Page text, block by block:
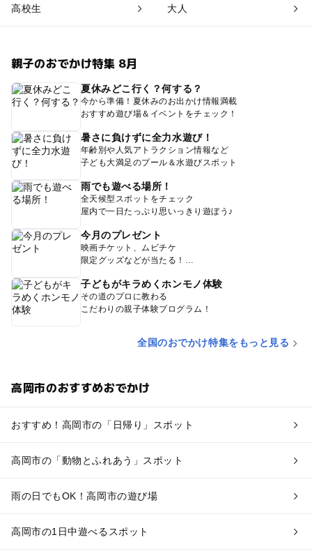
高校生 大人
親子のおでかけ特集 8月
夏休みどこ行く？何する？
今から準備！夏休みのお出かけ情報満載
おすすめ遊び場＆イベントをチェック！
暑さに負けずに全力水遊び！
年齢別や人気アトラクション情報など
子ども大満足のプール＆水遊びスポット
雨でも遊べる場所！
全天候型スポットをチェック
屋内で一日たっぷり思いっきり遊ぼう♪
今月のプレゼント
映画チケット、ムビチケ
限定グッズなどが当たる！
子どもがキラめくホンモノ体験
その道のプロに教わる
こだわりの親子体験プログラム！
全国のおでかけ特集をもっと見る
高岡市のおすすめおでかけ
おすすめ！高岡市の「日帰り」スポット
高岡市の「動物とふれあう」スポット
雨の日でもOK！高岡市の遊び場
高岡市の1日中遊べるスポット